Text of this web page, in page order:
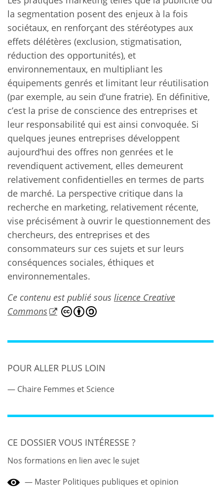
la segmentation posent des enjeux à la fois
sociétaux, en renforçant des stéréotypes aux
effets délétères (exclusion, stigmatisation,
réduction des opportunités), et
environnementaux, en multipliant les
équipements genrés et limitant leur réutilisation
(par exemple, au sein d’une fratrie). En définitive,
c’est la prise de conscience des entreprises et
leur responsabilité qui est ainsi convoquée. Si
quelques jeunes entreprises développent
aujourd’hui des offres non genrées et le
revendiquent activement, elles demeurent
relativement confidentielles en termes de parts
de marché. La perspective critique dans la
recherche en marketing, relativement récente,
vise précisément à ouvrir le questionnement des
chercheurs, des entreprises et des
consommateurs sur ces sujets et sur leurs
conséquences sociales, éthiques et
environnementales.
Ce contenu est publié sous licence Creative
Commons
POUR ALLER PLUS LOIN
Chaire Femmes et Science
CE DOSSIER VOUS INTÉRESSE ?
Nos formations en lien avec le sujet
Master Politiques publiques et opinion